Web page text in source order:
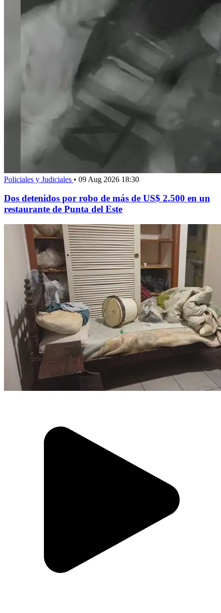
Policiales y Judiciales • 09 Aug 2026 18:30
Dos detenidos por robo de más de US$ 2.500 en un
restaurante de Punta del Este